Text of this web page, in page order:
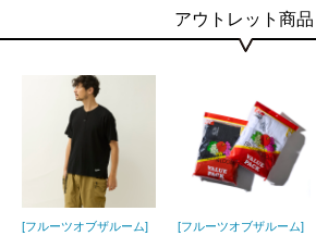
アウトレット商品
[フルーツオブザルーム]
[フルーツオブザルーム]